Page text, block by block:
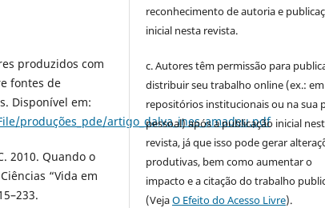
produzidos com
fontes de
Disponível em:
produções_pde/artigo_dalva_ines_amadeu.pdf
2010. Quando o
“Vida em
reconhecimento de autoria e
inicial nesta revista.
c. Autores têm permissão para
distribuir seu trabalho online (ex.: em
repositórios institucionais ou na sua
pessoal) após a publicação inicial
revista, já que isso pode gerar
produtivas, bem como aumentar o
impacto e a citação do trabalho
(VejaO Efeito do Acesso Livre).